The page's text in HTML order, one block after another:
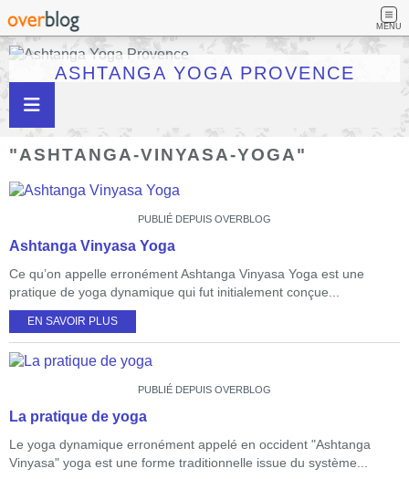
MENU
ASHTANGA YOGA PROVENCE
"ASHTANGA-VINYASA-YOGA"
PUBLIÉ DEPUIS OVERBLOG
Ashtanga Vinyasa Yoga
Ce qu’on appelle erronément Ashtanga Vinyasa Yoga est une
pratique de yoga dynamique qui fut initialement conçue...
EN SAVOIR PLUS
PUBLIÉ DEPUIS OVERBLOG
La pratique de yoga
Le yoga dynamique erronément appelé en occident "Ashtanga
Vinyasa" yoga est une forme traditionnelle issue du système...